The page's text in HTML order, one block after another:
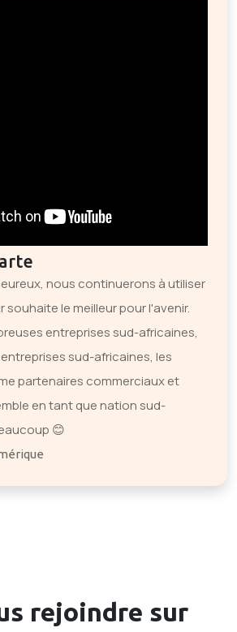
nous continuerons à utiliser
souhaite le meilleur pour l'avenir.
entreprises sud-africaines,
sud-africaines, les
partenaires commerciaux et
en tant que nation sud-
😊
rejoindre sur